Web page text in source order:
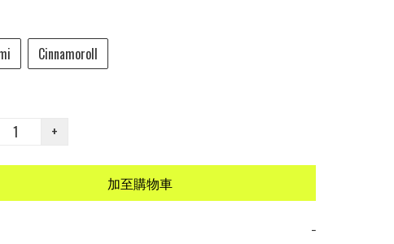
Cinnamoroll
+
加至購物車
−